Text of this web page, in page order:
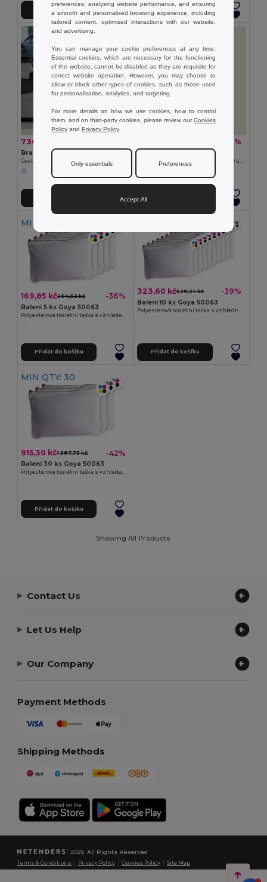
Přidat do košíku Přidat do košíku
736,55 kč
Branve 92521
-26%
Goya 24318
MIN QTY: 5
169,85 kč264,62 kč -36%
Balení 5 ks Goya 50063
Přidat do košíku
323,60 kč529,24 kč -39%
Balení 10 ks Goya 50063
Přidat do košíku
MIN QTY: 30
915,30 kč1 587,73 kč -42%
Balení 30 ks Goya 50063
Polyesterová toaletní taška s vzhledem bavlny POLY
Přidat do košíku
Showing All Products.
Contact Us
Let Us Help
Our Company
Payment Methods
Shipping Methods
2026. All Rights Reserved
Terms & Conditions Privacy Policy |Cookies Policy |Site Map
preferences, analysing website performance, and ensuring
a smooth and personalised browsing experience, including
tailored content, optimised interactions with our website,
and advertising.
You can manage your cookie preferences at any time.
Essential cookies, which are necessary for the functioning
of the website, cannot be disabled as they are requisite for
correct website operation. However, you may choose to
allow or block other types of cookies, such as those used
for personalisation, analytics, and targeting.
For more details on how we use cookies, how to control
them, and on third-party cookies, please review ourCookies
Policy and Privacy Policy.
Only essentials Preferences
Accept All